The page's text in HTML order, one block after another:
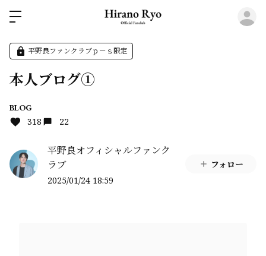
平野良ファンクラブｐ－ｓ限定
本人ブログ①
BLOG
318 22
平野良オフィシャルファンク
ラブ
2025/01/24 18:59
フォロー